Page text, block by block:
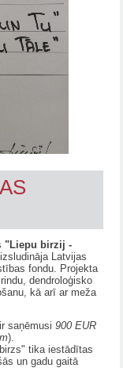
"Liepu birzij -
Latvijas
fondu. Projekta
dendroloģisko
kā arī ar meža
saņēmusi900 EUR
).
tika iestādītas
un gadu gaitā